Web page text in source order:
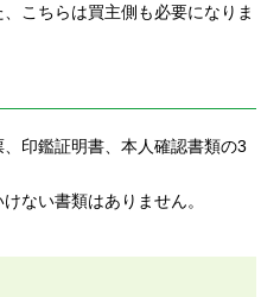
こちらは買主側も必要になりま
印鑑証明書、本人確認書類の3
ない書類はありません。